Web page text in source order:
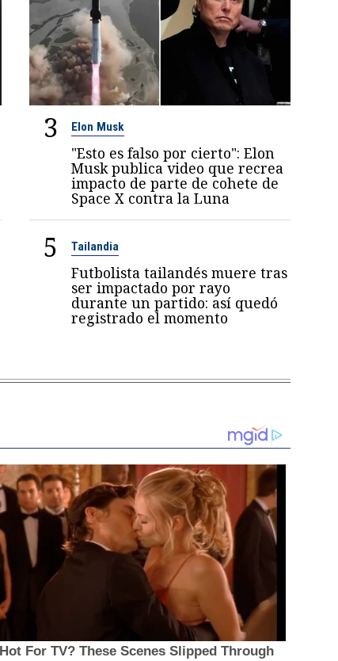
3 Elon Musk
"Esto es falso por cierto": Elon
Musk publica video que recrea
impacto de parte de cohete de
Space X contra la Luna
5 Tailandia
Futbolista tailandés muere tras
ser impactado por rayo
durante un partido: así quedó
registrado el momento